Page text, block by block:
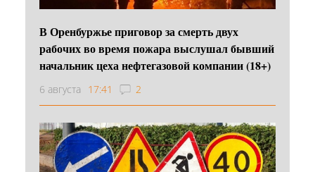
В Оренбуржье приговор за смерть двух
рабочих во время пожара выслушал бывший
начальник цеха нефтегазовой компании (18+)
6 августа 17:41 2